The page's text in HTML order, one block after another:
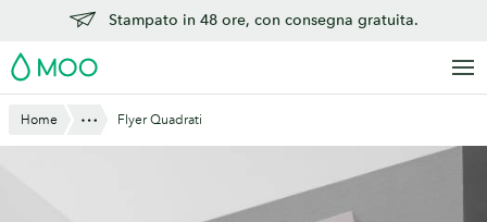
contenuto
principale
Stampato in 48 ore, con consegna gratuita.
MOO
Home Mostra tutto
Flyer Quadrati